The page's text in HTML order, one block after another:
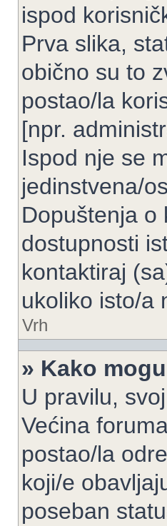
ispod
Prva slika,
obično su to
postao/la
[npr.
Ispod nje se
jedinstvena/
Dopuštenja o
dostupnosti
kontaktiraj
ukoliko isto/a
Vrh
» Kako
U pravilu,
Većina
postao/la
koji/e
poseban